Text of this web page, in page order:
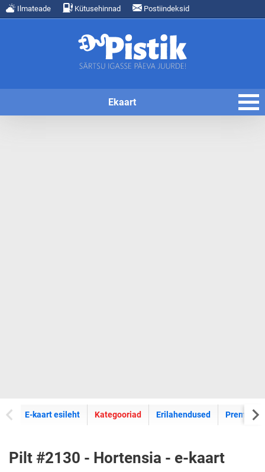
Ilmateade Kütusehinnad Postiindeksid
Ekaart
E-kaart esileht E-kaartide
Kategooriad Erilahendused Premium
Pilt #2130 - Hortensia - e-kaart